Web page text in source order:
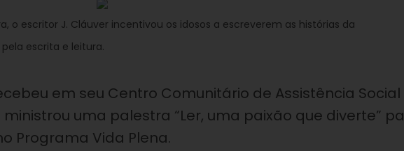
o escritor J. Cláuver incentivou os idosos a escreverem as histórias da
escrita e leitura.
em seu Centro Comunitário de Assistência Social
uma palestra “Ler, uma paixão que diverte”
Programa Vida Plena.